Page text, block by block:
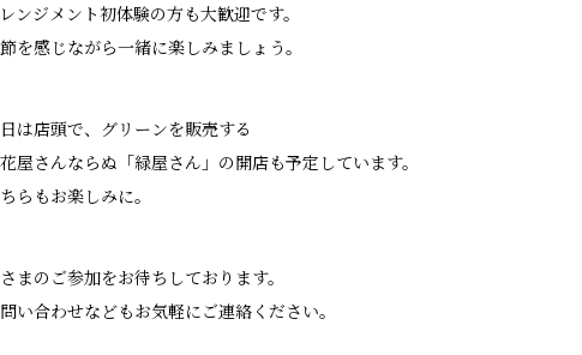
ンジメント初体験の方も大歓迎です。
を感じながら一緒に楽しみましょう。
は店頭で、グリーンを販売する
屋さんならぬ「緑屋さん」の開店も予定しています。
らもお楽しみに。
まのご参加をお待ちしております。
い合わせなどもお気軽にご連絡ください。